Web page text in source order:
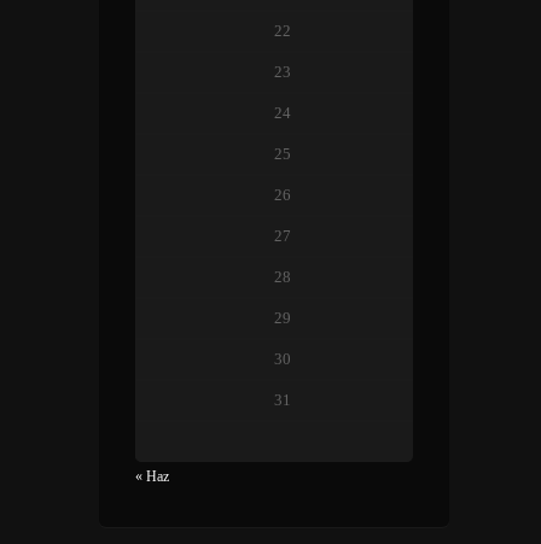
22
23
24
25
26
27
28
29
30
31
« Haz